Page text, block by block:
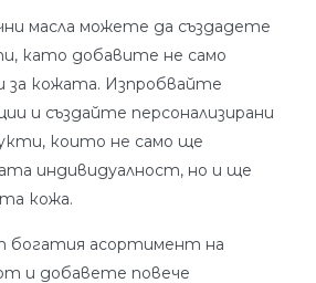
масла можете да създадете
като добавите не само
за кожата. Изпробвайте
и създайте персонализирани
които не само ще
индивидуалност, но и ще
кожа.
богатия асортимент на
и добавете повече